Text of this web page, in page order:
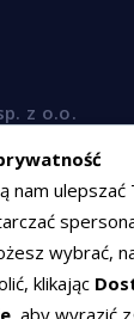
z o.o.
74/
nam ulepszać
wybrać,
klikając
, aby wyrazić